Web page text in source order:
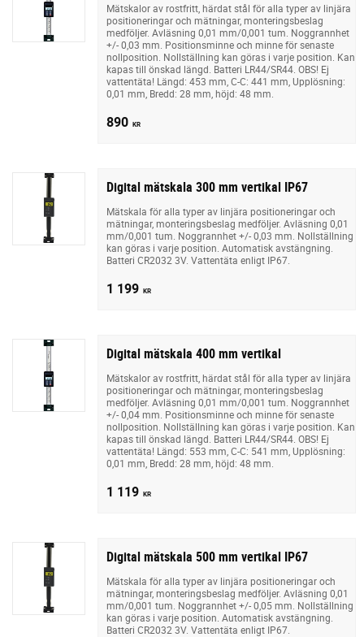
Mätskalor av rostfritt, härdat stål för alla typer av linjära
positioneringar och mätningar, monteringsbeslag
medföljer. Avläsning 0,01 mm/0,001 tum. Noggrannhet
+/- 0,03 mm. Positionsminne och minne för senaste
nollposition. Nollställning kan göras i varje position. Kan
kapas till önskad längd. Batteri LR44/SR44. OBS! Ej
vattentäta! Längd: 453 mm, C-C: 441 mm, Upplösning:
0,01 mm, Bredd: 28 mm, höjd: 48 mm.
890 KR
Digital mätskala 300 mm vertikal IP67
Mätskala för alla typer av linjära positioneringar och
mätningar, monteringsbeslag medföljer. Avläsning 0,01
mm/0,001 tum. Noggrannhet +/- 0,03 mm. Nollställning
kan göras i varje position. Automatisk avstängning.
Batteri CR2032 3V. Vattentäta enligt IP67.
1 199 KR
Digital mätskala 400 mm vertikal
Mätskalor av rostfritt, härdat stål för alla typer av linjära
positioneringar och mätningar, monteringsbeslag
medföljer. Avläsning 0,01 mm/0,001 tum. Noggrannhet
+/- 0,04 mm. Positionsminne och minne för senaste
nollposition. Nollställning kan göras i varje position. Kan
kapas till önskad längd. Batteri LR44/SR44. OBS! Ej
vattentäta! Längd: 553 mm, C-C: 541 mm, Upplösning:
0,01 mm, Bredd: 28 mm, höjd: 48 mm.
1 119 KR
Digital mätskala 500 mm vertikal IP67
Mätskala för alla typer av linjära positioneringar och
mätningar, monteringsbeslag medföljer. Avläsning 0,01
mm/0,001 tum. Noggrannhet +/- 0,05 mm. Nollställning
kan göras i varje position. Automatisk avstängning.
Batteri CR2032 3V. Vattentäta enligt IP67.